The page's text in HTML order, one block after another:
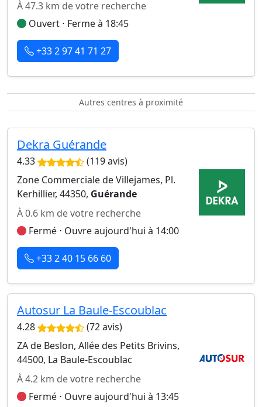
À 47.3 km de votre recherche
Ouvert ⋅ Ferme à 18:45
+33 2 97 41 71 27
Autres centres à proximité
Dekra Guérande
4.33
(119 avis)
Zone Commerciale de Villejames, Pl.
Kerhillier, 44350, Guérande
À 0.6 km de votre recherche
Fermé ⋅ Ouvre aujourd'hui à 14:00
+33 2 40 15 66 60
Autosur La Baule-Escoublac
4.28
(72 avis)
ZA de Beslon, Allée des Petits Brivins,
44500, La Baule-Escoublac
À 4.2 km de votre recherche
Fermé ⋅ Ouvre aujourd'hui à 13:45